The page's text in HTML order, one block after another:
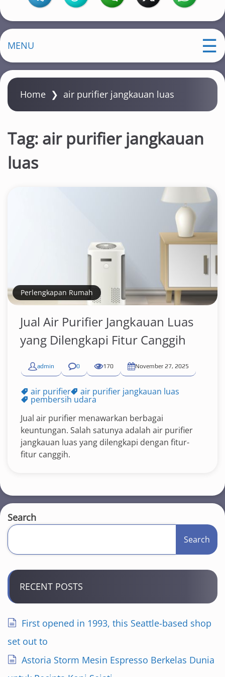
MENU
Home ❯ air purifier jangkauan luas
Tag: air purifier jangkauan
luas
Perlengkapan Rumah
Jual Air Purifier Jangkauan Luas
yang Dilengkapi Fitur Canggih
admin 0 170 November 27, 2025
air purifier air purifier jangkauan luas
pembersih udara
Jual air purifier menawarkan berbagai
keuntungan. Salah satunya adalah air purifier
jangkauan luas yang dilengkapi dengan fitur-
fitur canggih.
Search
Search
RECENT POSTS
First opened in 1993, this Seattle-based shop
set out to
Astoria Storm Mesin Espresso Berkelas Dunia